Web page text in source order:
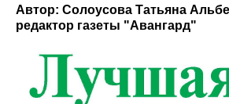
Автор: Солоусова Татьяна
редактор газеты "Авангард"